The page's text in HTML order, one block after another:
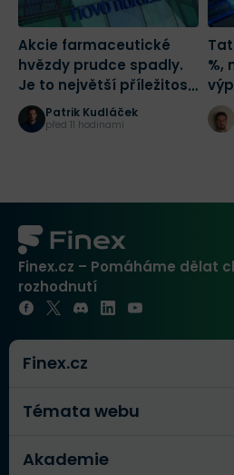
Akcie farmaceutické
hvězdy prudce spadly.
Je to největší příležitost
tohoto desetiletí?
Patrik Kudláček
před 11 hodinami
%,
Finex.cz – Pomáháme dělat
rozhodnutí
Finex.cz
Témata webu
Akademie